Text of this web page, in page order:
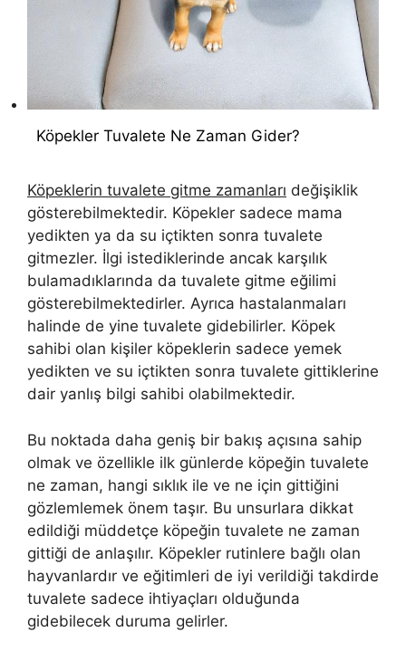
Köpekler Tuvalete Ne Zaman Gider?
Köpeklerin tuvalete gitme zamanları değişiklik
gösterebilmektedir. Köpekler sadece mama
yedikten ya da su içtikten sonra tuvalete
gitmezler. İlgi istediklerinde ancak karşılık
bulamadıklarında da tuvalete gitme eğilimi
gösterebilmektedirler. Ayrıca hastalanmaları
halinde de yine tuvalete gidebilirler. Köpek
sahibi olan kişiler köpeklerin sadece yemek
yedikten ve su içtikten sonra tuvalete gittiklerine
dair yanlış bilgi sahibi olabilmektedir.
Bu noktada daha geniş bir bakış açısına sahip
olmak ve özellikle ilk günlerde köpeğin tuvalete
ne zaman, hangi sıklık ile ve ne için gittiğini
gözlemlemek önem taşır. Bu unsurlara dikkat
edildiği müddetçe köpeğin tuvalete ne zaman
gittiği de anlaşılır. Köpekler rutinlere bağlı olan
hayvanlardır ve eğitimleri de iyi verildiği takdirde
tuvalete sadece ihtiyaçları olduğunda
gidebilecek duruma gelirler.